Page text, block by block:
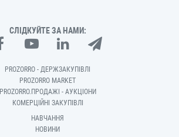
СЛІДКУЙТЕ ЗА НАМИ:
PROZORRO - ДЕРЖЗАКУПІВЛІ
PROZORRO MARKET
PROZORRO.ПРОДАЖІ - АУКЦІОНИ
КОМЕРЦІЙНІ ЗАКУПІВЛІ
НАВЧАННЯ
НОВИНИ